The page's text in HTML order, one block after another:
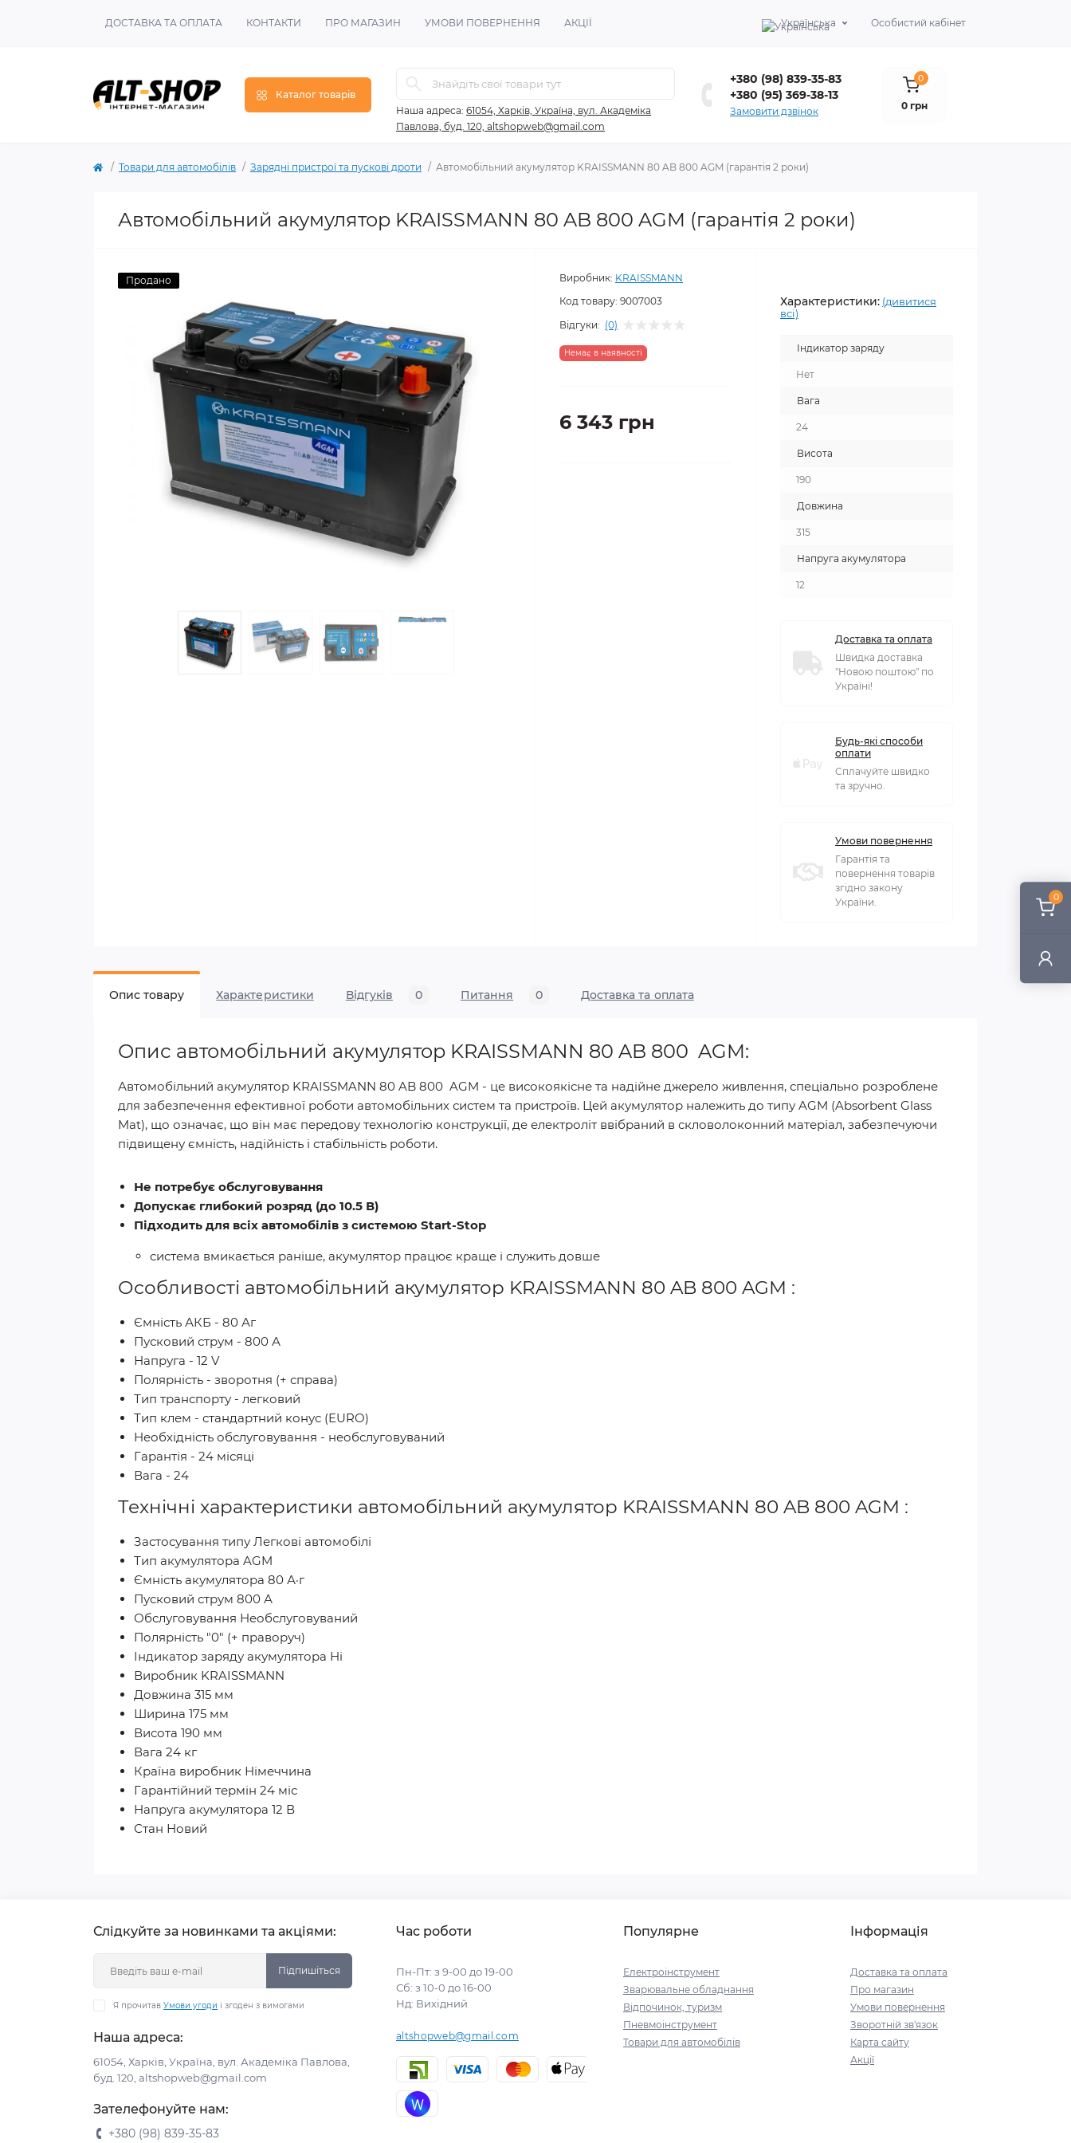
0
ДОСТАВКА ТА ОПЛАТА КОНТАКТИ ПРО МАГАЗИН УМОВИ ПОВЕРНЕННЯ АКЦІЇ Українська Особистий кабінет
Каталог товарів
Наша адреса: 61054, Харків, Україна, вул. Академіка
Павлова, буд. 120, altshopweb@gmail.com
+380 (98) 839-35-83
+380 (95) 369-38-13
Замовити дзвінок
0
0 грн
Товари для автомобілів Зарядні пристрої та пускові дроти Автомобільний акумулятор KRAISSMANN 80 AB 800 AGM (гарантія 2 роки)
Автомобільний акумулятор KRAISSMANN 80 AB 800 AGM (гарантія 2 роки)
Продано Виробник: KRAISSMANN
Код товару: 9007003
Відгуки: (0)
Немає в наявності
6 343 грн
Характеристики: (дивитися
всі)
Індикатор заряду
Нет
Вага
24
Висота
190
Довжина
315
Напруга акумулятора
12
Доставка та оплата
Швидка доставка
"Новою поштою" по
Україні!
Будь-які способи
оплати
Сплачуйте швидко
та зручно.
Умови повернення
Гарантія та
повернення товарів
згідно закону
України.
Опис товару Характеристики Відгуків 0 Питання 0 Доставка та оплата
Опис автомобільний акумулятор KRAISSMANN 80 AB 800 AGM:
Автомобільний акумулятор KRAISSMANN 80 AB 800 AGM - це високоякісне та надійне джерело живлення, спеціально розроблене
для забезпечення ефективної роботи автомобільних систем та пристроїв. Цей акумулятор належить до типу AGM (Absorbent Glass
Mat), що означає, що він має передову технологію конструкції, де електроліт ввібраний в скловолоконний матеріал, забезпечуючи
підвищену ємність, надійність і стабільність роботи.
Не потребує обслуговування
Допускає глибокий розряд (до 10.5 В)
Підходить для всіх автомобілів з системою Start-Stop
система вмикається раніше, акумулятор працює краще і служить довше
Особливості автомобільний акумулятор KRAISSMANN 80 AB 800 AGM :
Ємність АКБ - 80 Аг
Пусковий струм - 800 А
Напруга - 12 V
Полярність - зворотня (+ справа)
Тип транспорту - легковий
Тип клем - стандартний конус (EURO)
Необхідність обслуговування - необслуговуваний
Гарантія - 24 місяці
Вага - 24
Технічні характеристики автомобільний акумулятор KRAISSMANN 80 AB 800 AGM :
Застосування типу Легкові автомобілі
Тип акумулятора AGM
Ємність акумулятора 80 А·г
Пусковий струм 800 А
Обслуговування Необслуговуваний
Полярність "0" (+ праворуч)
Індикатор заряду акумулятора Ні
Виробник KRAISSMANN
Довжина 315 мм
Ширина 175 мм
Висота 190 мм
Вага 24 кг
Країна виробник Німеччина
Гарантійний термін 24 міс
Напруга акумулятора 12 В
Стан Новий
Слідкуйте за новинками та акціями:
Підпишіться
Я прочитав Умови угоди і згоден з вимогами
Наша адреса:
61054, Харків, Україна, вул. Академіка Павлова,
буд. 120, altshopweb@gmail.com
Зателефонуйте нам:
+380 (98) 839-35-83
Час роботи
Пн-Пт: з 9-00 до 19-00
Сб: з 10-0 до 16-00
Нд: Вихідний
altshopweb@gmail.com
Популярне
Електроінструмент
Зварювальне обладнання
Відпочинок, туризм
Пневмоінструмент
Товари для автомобілів
Інформація
Доставка та оплата
Про магазин
Умови повернення
Зворотній зв'язок
Карта сайту
Акції